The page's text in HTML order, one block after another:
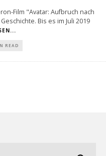
Film "Avatar: Aufbruch nach
Bis es im Juli 2019
READ